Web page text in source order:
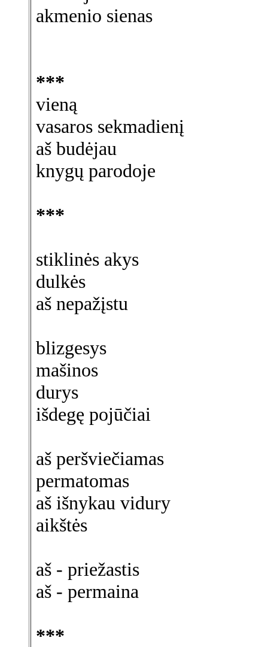
akmenio sienas
***
vieną
vasaros sekmadienį
aš budėjau
knygų parodoje
***
stiklinės akys
dulkės
aš nepažįstu
blizgesys
mašinos
durys
išdegę pojūčiai
aš peršviečiamas
permatomas
aš išnykau vidury
aikštės
aš - priežastis
aš - permaina
***